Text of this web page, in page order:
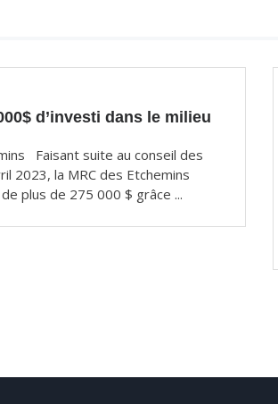
d’investi dans le milieu
Faisant suite au conseil des
2023, la MRC des Etchemins
plus de 275 000 $ grâce ...